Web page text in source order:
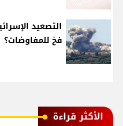
التصعيد
فخ للمفاوضات؟
الأكثر قراءة